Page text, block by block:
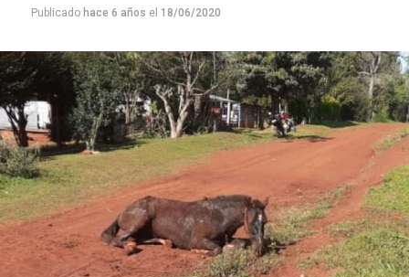
Publicado hace 6 años el 18/06/2020